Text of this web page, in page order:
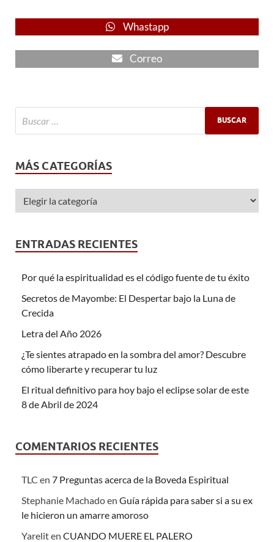
Whastapp
Correo
MÁS CATEGORÍAS
ENTRADAS RECIENTES
Por qué la espiritualidad es el código fuente de tu éxito
Secretos de Mayombe: El Despertar bajo la Luna de
Crecida
Letra del Año 2026
¿Te sientes atrapado en la sombra del amor? Descubre
cómo liberarte y recuperar tu luz
El ritual definitivo para hoy bajo el eclipse solar de este
8 de Abril de 2024
COMENTARIOS RECIENTES
TLC en 7 Preguntas acerca de la Boveda Espiritual
Stephanie Machadoen Guía rápida para saber si a su ex
le hicieron un amarre amoroso
Yareliten CUANDO MUERE EL PALERO